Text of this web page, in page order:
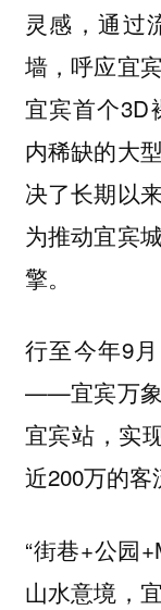
灵感，通过
墙，呼应宜
宜宾首个3D
内稀缺的大
决了长期以
为推动宜宾
擎。
行至今年9
——宜宾万
宜宾站，实
近200万的客
“街巷+公园
山水意境，